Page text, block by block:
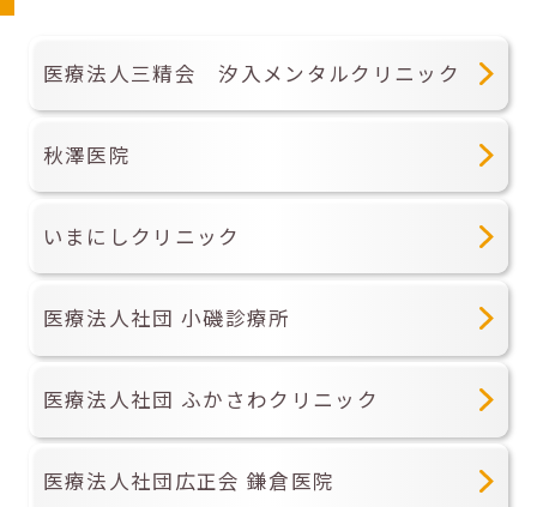
医療法人三精会 汐入メンタルクリニック
秋澤医院
いまにしクリニック
医療法人社団 小磯診療所
医療法人社団 ふかさわクリニック
医療法人社団広正会 鎌倉医院